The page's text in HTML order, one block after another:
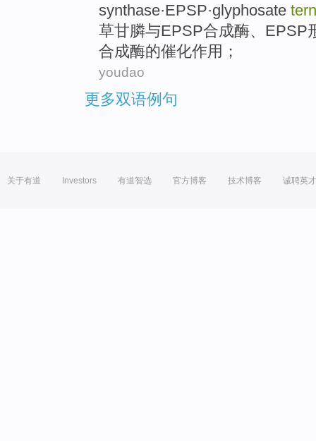
synthase·EPSP·glyphosate
草甘膦与EPSP合成酶、EPSP
合成酶的催化作用；
youdao
更多双语例句
关于有道 Investors 有道智选 官方博客 技术博客 诚聘英才